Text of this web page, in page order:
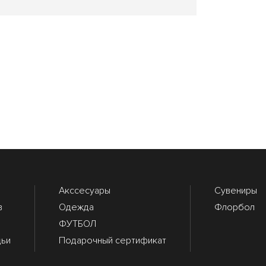
Акссесуары
Одежда
ФУТБОЛ
Подарочный сертификат
Сувениры
Флорбол